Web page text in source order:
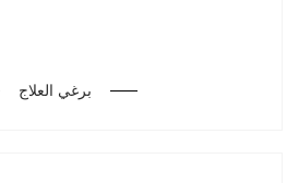
برغي العلاج